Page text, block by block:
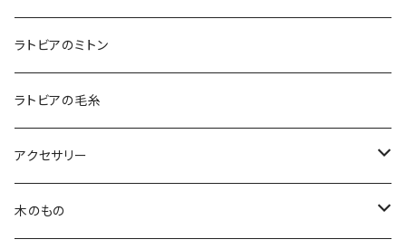
コースター
ブランケット
ランチョンマット
エプロン
鍋つかみ
バッグ
ランチバッグ
トートバッグ
クッションカバー
ハンカチ
ラトビアのミトン
ラトビアの毛糸
アクセサリー
白樺ピアス
木のもの